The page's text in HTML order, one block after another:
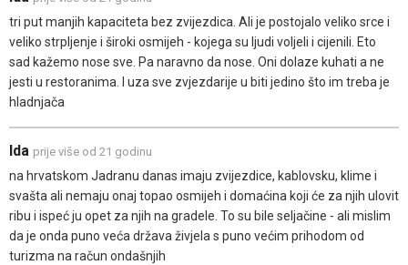
tri put manjih kapaciteta bez zvijezdica. Ali je postojalo veliko srce i
veliko strpljenje i široki osmijeh - kojega su ljudi voljeli i cijenili. Eto
sad kažemo nose sve. Pa naravno da nose. Oni dolaze kuhati a ne
jesti u restoranima. I uza sve zvjezdarije u biti jedino što im treba je
hladnjača
Ida prije više od 21 godinu
na hrvatskom Jadranu danas imaju zvijezdice, kablovsku, klime i
svašta ali nemaju onaj topao osmijeh i domaćina koji će za njih ulovit
ribu i ispeć ju opet za njih na gradele. To su bile seljačine - ali mislim
da je onda puno veća država živjela s puno većim prihodom od
turizma na račun ondašnjih